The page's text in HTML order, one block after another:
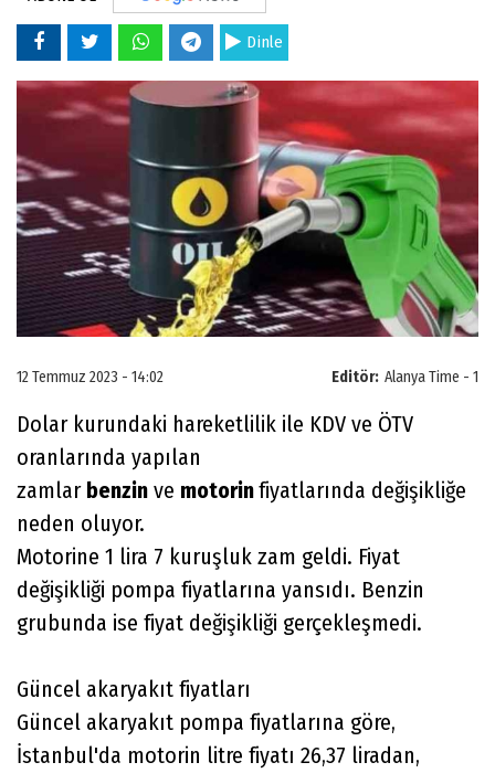
Dinle
Editör: Alanya Time - 1
12 Temmuz 2023 - 14:02
Dolar kurundaki hareketlilik ile KDV ve ÖTV
oranlarında yapılan
zamlar benzin ve motorinfiyatlarında değişikliğe
neden oluyor.
Motorine 1 lira 7 kuruşluk zam geldi. Fiyat
değişikliği pompa fiyatlarına yansıdı. Benzin
grubunda ise fiyat değişikliği gerçekleşmedi.
Güncel akaryakıt fiyatları
Güncel akaryakıt pompa fiyatlarına göre,
İstanbul'da motorin litre fiyatı 26,37 liradan,